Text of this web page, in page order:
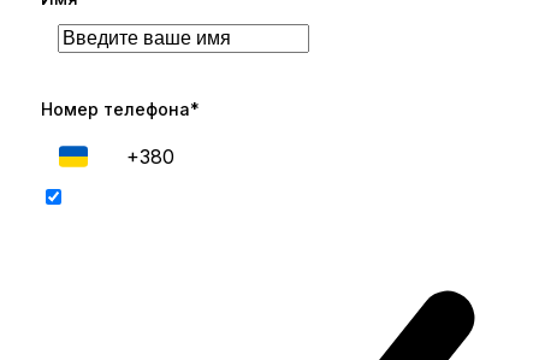
Номер телефона*